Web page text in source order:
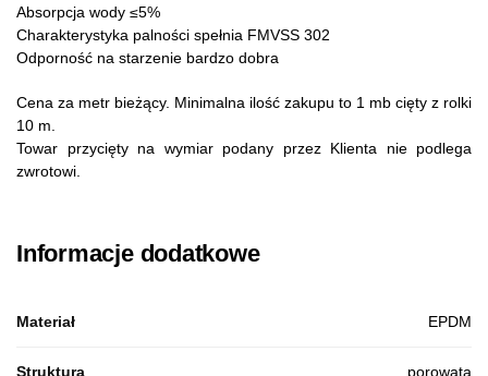
Absorpcja wody ≤5%
Charakterystyka palności spełnia FMVSS 302
Odporność na starzenie bardzo dobra
Cena za metr bieżący. Minimalna ilość zakupu to 1 mb cięty z rolki
10 m.
Towar przycięty na wymiar podany przez Klienta nie podlega
zwrotowi.
Informacje dodatkowe
Materiał EPDM
Struktura porowata